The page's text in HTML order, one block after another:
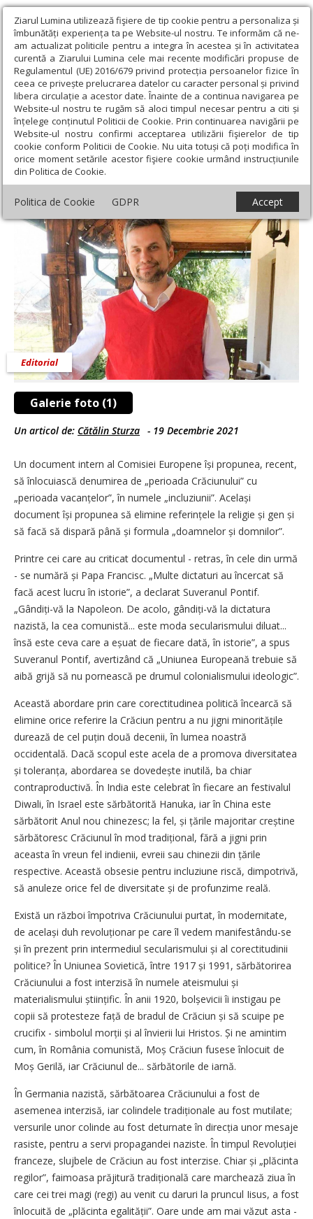
Ziarul Lumina utilizează fişiere de tip cookie pentru a personaliza și
îmbunătăți experiența ta pe Website-ul nostru. Te informăm că ne-
am actualizat politicile pentru a integra în acestea și în activitatea
curentă a Ziarului Lumina cele mai recente modificări propuse de
Regulamentul (UE) 2016/679 privind protecția persoanelor fizice în
ceea ce privește prelucrarea datelor cu caracter personal și privind
libera circulație a acestor date. Înainte de a continua navigarea pe
Website-ul nostru te rugăm să aloci timpul necesar pentru a citi și
înțelege conținutul Politicii de Cookie. Prin continuarea navigării pe
Website-ul nostru confirmi acceptarea utilizării fişierelor de tip
cookie conform Politicii de Cookie. Nu uita totuși că poți modifica în
orice moment setările acestor fişiere cookie urmând instrucțiunile
din Politica de Cookie.
Politica de Cookie GDPR Accept
Ziarul Lumina › Opinii › Editorial ›
De la „Crăciun fericit!” la „urări
de sezon”
De la „Crăciun fericit!” la „urări de sezon”
Galerie foto (1)
Editorial
Un articol de: Cătălin Sturza - 19 Decembrie 2021
Un document intern al Comisiei Europene își propunea, recent,
să înlocuiască denumirea de „perioada Crăciunului” cu
„perioada vacanțelor”, în numele „incluziunii”. Același
document își propunea să elimine referințele la religie și gen și
să facă să dispară până și formula „doamnelor și domnilor”.
Printre cei care au criticat documentul - retras, în cele din urmă
- se numără și Papa Francisc. „Multe dictaturi au încercat să
facă acest lucru în istorie”, a declarat Suveranul Pontif.
„Gândiți-vă la Napoleon. De acolo, gândiți-vă la dictatura
nazistă, la cea comunistă... este moda secularismului diluat...
însă este ceva care a eșuat de fiecare dată, în istorie”, a spus
Suveranul Pontif, avertizând că „Uniunea Europeană trebuie să
aibă grijă să nu pornească pe drumul colonialismului ideologic”.
Această abordare prin care corectitudinea politică încearcă să
elimine orice referire la Crăciun pentru a nu jigni minoritățile
durează de cel puțin două decenii, în lumea noastră
occidentală. Dacă scopul este acela de a promova diversitatea
și toleranța, abordarea se dovedește inutilă, ba chiar
contraproductivă. În India este celebrat în fiecare an festivalul
Diwali, în Israel este sărbătorită Hanuka, iar în China este
sărbătorit Anul nou chinezesc; la fel, și țările majoritar creștine
sărbătoresc Crăciunul în mod tradițional, fără a jigni prin
aceasta în vreun fel indienii, evreii sau chinezii din țările
respective. Această obsesie pentru incluziune riscă, dimpotrivă,
să anuleze orice fel de diversitate și de profunzime reală.
Există un război împotriva Crăciunului purtat, în modernitate,
de același duh revoluționar pe care îl vedem manifestându-se
și în prezent prin intermediul secularismului și al corectitudinii
politice? În Uniunea Sovietică, între 1917 și 1991, sărbătorirea
Crăciunului a fost interzisă în numele ateismului și
materialismului științific. În anii 1920, bolșevicii îi instigau pe
copii să protesteze față de bradul de Crăciun și să scuipe pe
crucifix - simbolul morții și al învierii lui Hristos. Și ne amintim
cum, în România comunistă, Moș Crăciun fusese înlocuit de
Moș Gerilă, iar Crăciunul de... sărbătorile de iarnă.
În Germania nazistă, sărbătoarea Crăciunului a fost de
asemenea interzisă, iar colindele tradiționale au fost mutilate;
versurile unor colinde au fost deturnate în direcția unor mesaje
rasiste, pentru a servi propagandei naziste. În timpul Revoluției
franceze, slujbele de Crăciun au fost interzise. Chiar și „plăcinta
regilor”, faimoasa prăjitură tradițională care marchează ziua în
care cei trei magi (regi) au venit cu daruri la pruncul Iisus, a fost
înlocuită de „plăcinta egalității”. Oare unde am mai văzut asta -